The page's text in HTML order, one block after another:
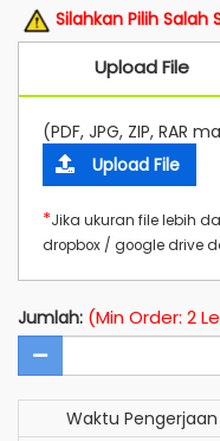
Silahkan Pilih Salah
Upload File
(PDF, JPG, ZIP, RAR
Upload File
*Jika ukuran file lebih
dropbox / google drive
Jumlah: (Min Order: 2
Waktu Pengerjaan